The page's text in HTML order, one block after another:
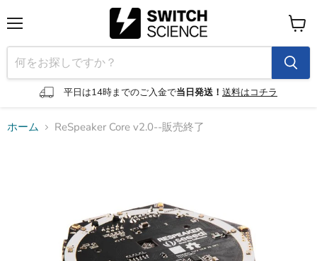
ニ
ュ
ー
平日は14時までのご入金で当日発送！ 送料はコチラ
カ
ー
ト
を
見
ホーム ReSpeaker Core v2.0--販売終了